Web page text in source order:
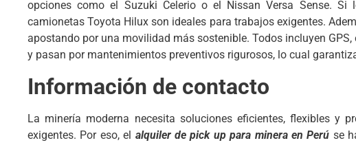
opciones como el Suzuki Celerio o el Nissan Versa Sense.
camionetas Toyota Hilux son ideales para trabajos exigentes.
apostando por una movilidad más sostenible. Todos incluyen
y pasan por mantenimientos preventivos rigurosos, lo cual
Información de contacto
La minería moderna necesita soluciones eficientes, flexibles y
exigentes. Por eso, el alquiler de pick up para minera en Perú se